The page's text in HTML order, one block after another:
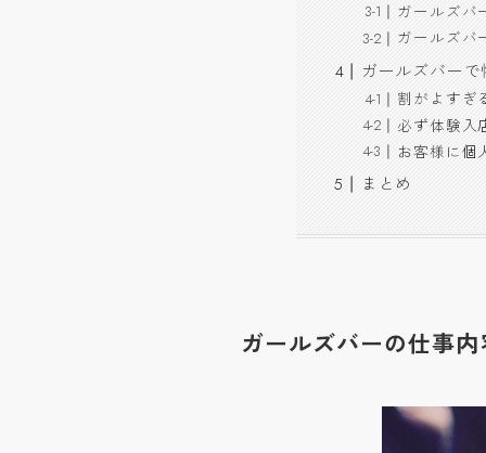
ガールズバ
ガールズバ
ガールズバー
割がよすぎ
必ず体験入
お客様に個
まとめ
ガールズバーの仕事